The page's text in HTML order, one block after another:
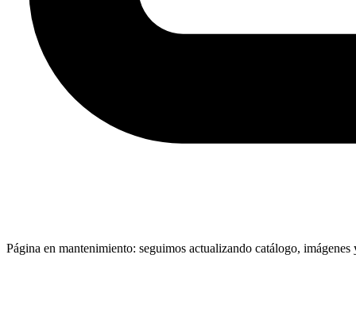
Página en mantenimiento: seguimos actualizando catálogo,